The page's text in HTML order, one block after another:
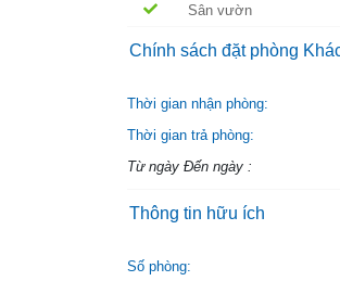
Sân vườn
Chính sách đặt phòng
Thời gian nhận phòng:
Thời gian trả phòng:
Từ ngày Đến ngày :
Thông tin hữu ích
Số phòng: